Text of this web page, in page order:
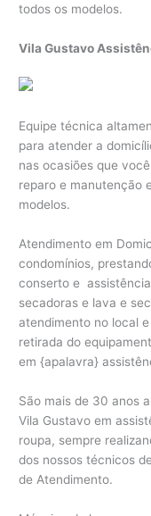
todos os modelos.
Vila Gustavo
Equipe técnica
para atender a
nas ocasiões que
reparo e manutenção
modelos.
Atendimento em
condomínios,
conserto e
secadoras e lava e
atendimento no local
retirada do
em {apalavra}
São mais de 30 anos
Vila Gustavo em
roupa, sempre
dos nossos técnicos
de Atendimento.